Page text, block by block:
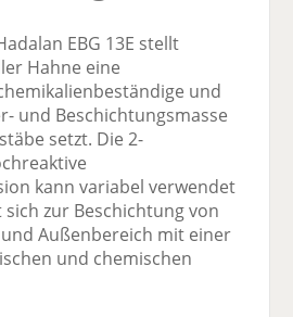
EBG 13E stellt
Hahne eine
und
und Beschichtungsmasse
setzt. Die 2-
kann variabel verwendet
sich zur Beschichtung von
Außenbereich mit einer
und chemischen